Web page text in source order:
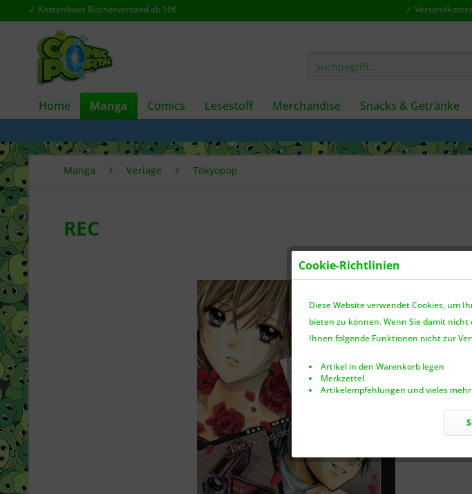
✓ Kostenloser Bücherversand ab 10€ ✓
Home Manga Comics Lesestoff Merchandise Snacks & Getränke
Manga Verlage Tokyopop
REC
Cookie-Richtlinien
Diese Website verwendet Cookies, um
bieten zu können. Wenn Sie damit
Ihnen folgende Funktionen nicht zur
Artikel in den Warenkorb legen
Merkzettel
Artikelempfehlungen und vieles mehr